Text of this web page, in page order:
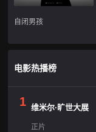
自闭男孩
电影热播榜
1 维米尔·旷世大展
正片